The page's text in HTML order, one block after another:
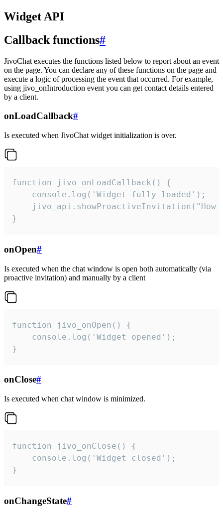
Widget API
Callback functions#
JivoChat executes the functions listed below to report about an event
on the page. You can declare any of these functions on the page and
execute a logic of processing the event that occurred. For example,
using jivo_onIntroduction event you can get contact details entered
by a client.
onLoadCallback#
Is executed when JivoChat widget initialization is over.
function jivo_onLoadCallback() {
    console.log('Widget fully loaded');
jivo_api.showProactiveInvitation("How
}
onOpen#
Is executed when the chat window is open both automatically (via
proactive invitation) and manually by a client
function jivo_onOpen() {
    console.log('Widget opened');
}
onClose#
Is executed when chat window is minimized.
function jivo_onClose() {
    console.log('Widget closed');
}
onChangeState#